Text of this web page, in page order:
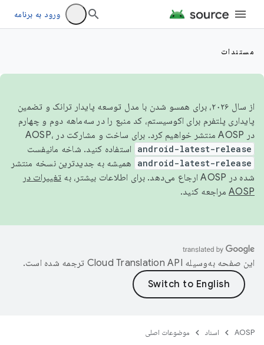
ورود به برنامه
مستندات
از سال ۲۰۲۶، برای همسو شدن با مدل توسعه پایدار ترانک و تضمین
پایداری پلتفرم برای اکوسیستم، کد منبع را در سه‌ماهه دوم و چهارم
در AOSP منتشر خواهیم کرد. برای ساخت و مشارکت در AOSP،
android-latest-release استفاده کنید. شاخه مانیفست
android-latest-release
همیشه به جدیدترین نسخه منتشر
شده در AOSP ارجاع می‌دهد. برای اطلاعات بیشتر، به
تغییرات در
AOSP مراجعه کنید.
این صفحه به‌وسیله ترجمه شده است.
AOSP اسناد موضوعات اصلی